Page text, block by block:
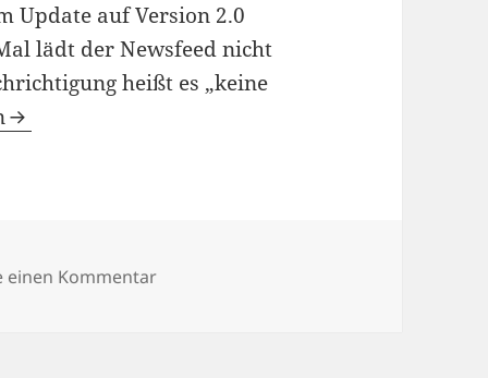
Update auf Version 2.0
lädt der Newsfeed nicht
heißt es „keine
der Facebook App für iPhone
einen Kommentarzu Mein Ärger mit der Facebook App